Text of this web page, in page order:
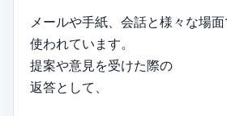
メールや手紙、会話と様々な場
使われています。
提案や意見を受けた際の
返答として、